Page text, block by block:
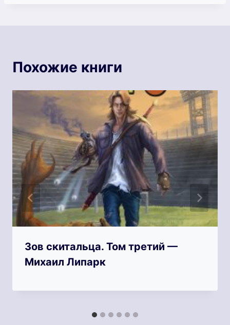
Похожие книги
Зов скитальца. Том третий —
Михаил Липарк